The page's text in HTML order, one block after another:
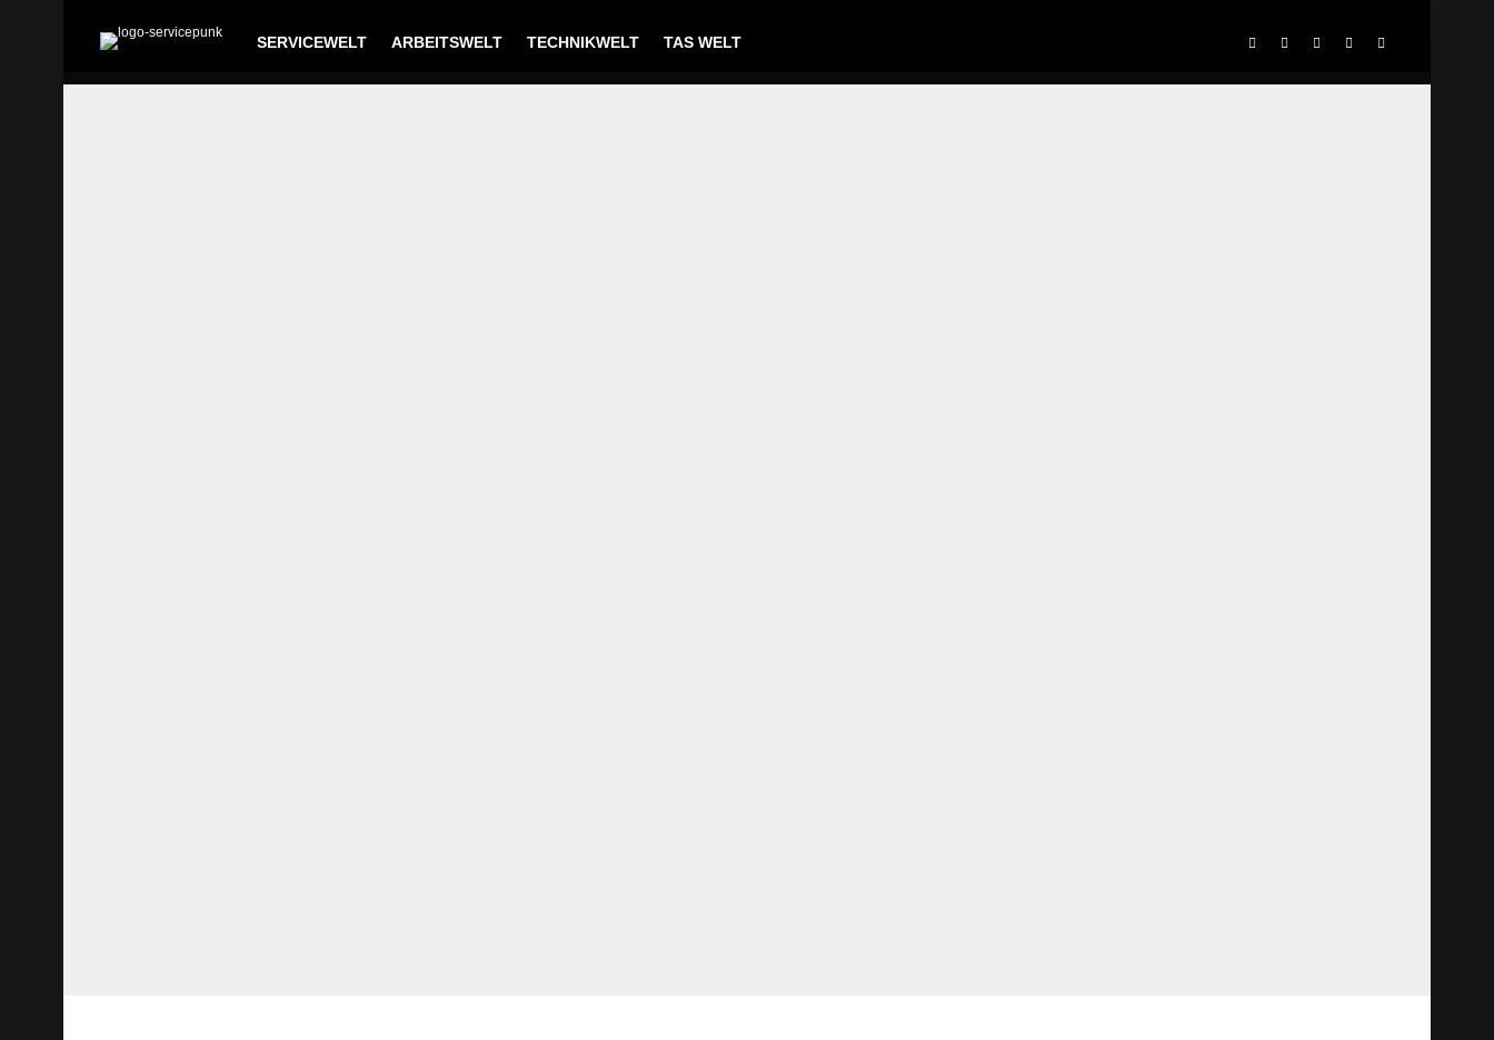
SERVICEWELT ARBEITSWELT TECHNIKWELT TAS WELT